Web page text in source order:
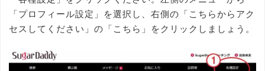
「プロフィール設定」を選択し、右側の「こちらからアク
セスしてください」の「こちら」をクリックしましょう。